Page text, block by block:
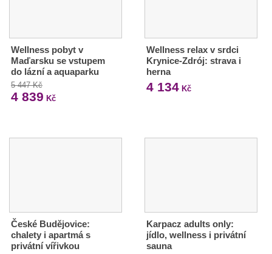
Wellness pobyt v
Maďarsku se vstupem
do lázní a aquaparku
5 447 Kč
4 839 Kč
Wellness relax v srdci
Krynice-Zdrój: strava i
herna
4 134Kč
České Budějovice:
chalety i apartmá s
privátní vířivkou
Karpacz adults only:
jídlo, wellness i privátní
sauna